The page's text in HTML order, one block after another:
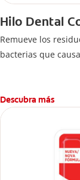
Hilo Dental
Remueve los
bacterias que
Descubra más